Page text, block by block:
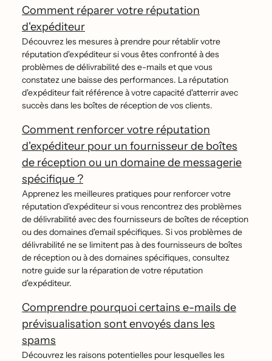
Comment réparer votre réputation
d'expéditeur
Découvrez les mesures à prendre pour rétablir votre
réputation d'expéditeur si vous êtes confronté à des
problèmes de délivrabilité des e-mails et que vous
constatez une baisse des performances. La réputation
d'expéditeur fait référence à votre capacité d'atterrir avec
succès dans les boîtes de réception de vos clients.
Comment renforcer votre réputation
d'expéditeur pour un fournisseur de boîtes
de réception ou un domaine de messagerie
spécifique ?
Apprenez les meilleures pratiques pour renforcer votre
réputation d'expéditeur si vous rencontrez des problèmes
de délivrabilité avec des fournisseurs de boîtes de réception
ou des domaines d'email spécifiques. Si vos problèmes de
délivrabilité ne se limitent pas à des fournisseurs de boîtes
de réception ou à des domaines spécifiques, consultez
notre guide sur la réparation de votre réputation
d'expéditeur.
Comprendre pourquoi certains e-mails de
prévisualisation sont envoyés dans les
spams
Découvrez les raisons potentielles pour lesquelles les